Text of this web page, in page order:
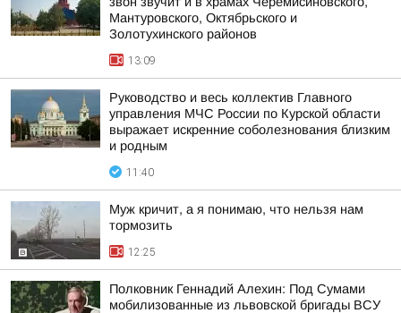
Мантуровского, Октябрьского и
Золотухинского районов
13:09
Руководство и весь коллектив Главного
управления МЧС России по Курской области
выражает искренние соболезнования близким
и родным
11:40
Муж кричит, а я понимаю, что нельзя нам
тормозить
12:25
Полковник Геннадий Алехин: Под Сумами
мобилизованные из львовской бригады ВСУ